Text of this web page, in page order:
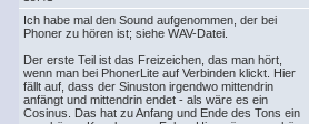
Ich habe mal den Sound aufgenommen, der bei
Phoner zu hören ist; siehe WAV-Datei.
Der erste Teil ist das Freizeichen, das man hört,
wenn man bei PhonerLite auf Verbinden klickt. Hier
fällt auf, dass der Sinuston irgendwo mittendrin
anfängt und mittendrin endet - als wäre es ein
Cosinus. Das hat zu Anfang und Ende des Tons ein